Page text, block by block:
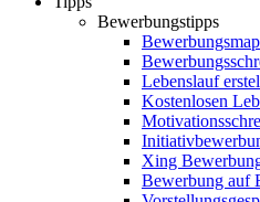
Bewerbungstipps
Lebenslauf
Kostenlosen
Xing
Bewerbung auf